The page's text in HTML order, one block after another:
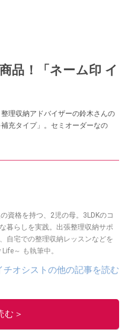
品！「ネーム印 イ
理収納アドバイザーの鈴木さんの
充タイプ」。セミオーダーなの
資格を持つ、2児の母。3LDKのコ
暮らしを実践。出張整理収納サポ
自宅での整理収納レッスンなどを
～ も執筆中。
チオシストの他の記事を読む
む＞